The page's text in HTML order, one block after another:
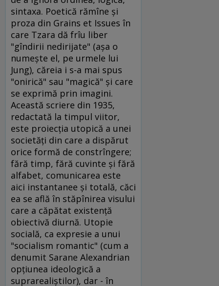
sintaxa. Poetică rămîne şi
proza din Grains et Issues în
care Tzara dă frîu liber
"gîndirii nedirijate" (aşa o
numeşte el, pe urmele lui
Jung), căreia i s-a mai spus
"onirică" sau "magică" şi care
se exprimă prin imagini.
Această scriere din 1935,
redactată la timpul viitor,
este proiecţia utopică a unei
societăţi din care a dispărut
orice formă de constrîngere;
fără timp, fără cuvinte şi fără
alfabet, comunicarea este
aici instantanee şi totală, căci
ea se află în stăpînirea visului
care a căpătat existenţă
obiectivă diurnă. Utopie
socială, ca expresie a unui
"socialism romantic" (cum a
denumit Sarane Alexandrian
opţiunea ideologică a
suprarealiştilor), dar - în